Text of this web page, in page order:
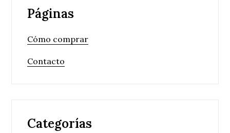
Páginas
Cómo comprar
Contacto
Categorías